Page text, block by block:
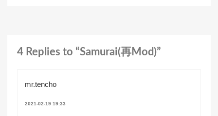
4 Replies to “Samurai(再Mod)”
mr.tencho
2021-02-19 19:33